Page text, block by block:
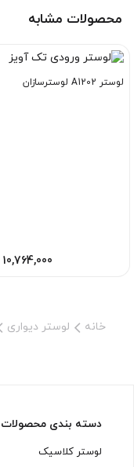
محصولات مشابه
لوستر A1202 لوسترسازان
10,764,000
خانه لوستر دیواری
دسته بندی محصولات
لوستر کلاسیک